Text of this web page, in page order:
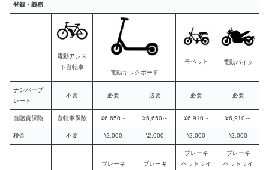
登録・義務
電動アシス
ト自転車
電動キックボード
モペット 電動バイク
ナンバープ
レート
不要 必要 必要 必要 必要
自賠責保険 自転車保険 ¥6,650～ ¥6,650～ ¥6,910～ ¥6,910～
税金 不要 \2,000 \2,000 \2,000 \2,000
ブレーキ
ブレーキ
ブレーキ
ヘッドライ
ブレーキ
ヘッドライ